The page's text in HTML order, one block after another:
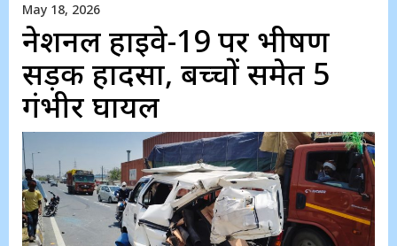
May 18, 2026
नेशनल हाईवे-19 पर भीषण
सड़क हादसा, बच्चों समेत 5
गंभीर घायल